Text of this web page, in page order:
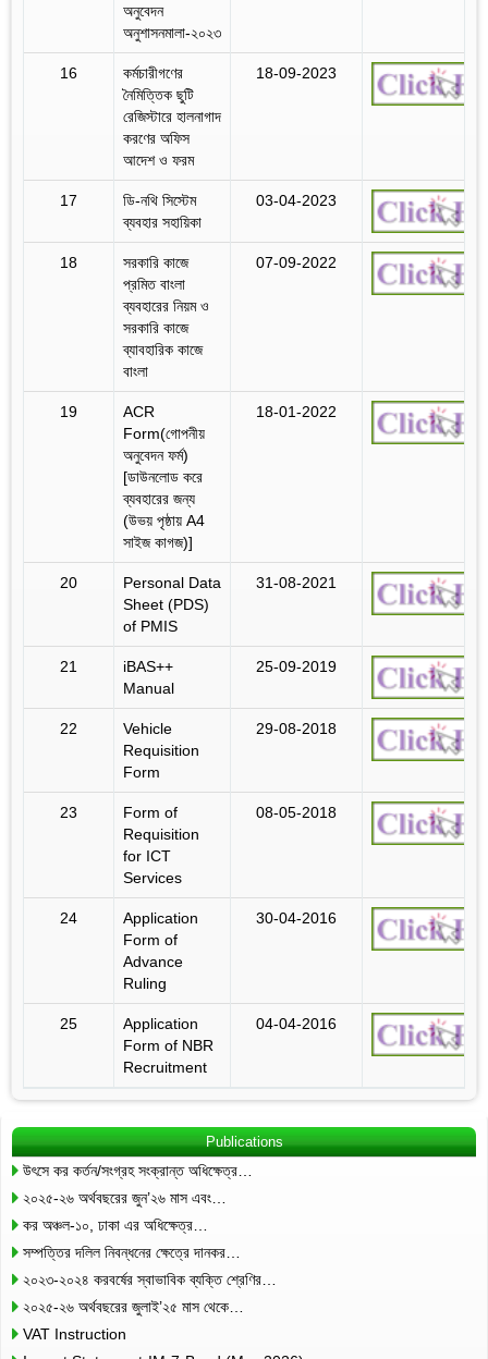
অনুবেদন
অনুশাসনমালা-২০২৩
16
কর্মচারীগণের
নৈমিত্তিক ছুটি
রেজিস্টারে হালনাগাদ
করণের অফিস
আদেশ ও ফরম
18-09-2023
17
ডি-নথি সিস্টেম
ব্যবহার সহায়িকা
03-04-2023
18
সরকারি কাজে
প্রমিত বাংলা
ব্যবহারের নিয়ম ও
সরকারি কাজে
ব্যাবহারিক কাজে
বাংলা
07-09-2022
19
ACR
Form(গোপনীয়
অনুবেদন ফর্ম)
[ডাউনলোড করে
ব্যবহারের জন্য
(উভয় পৃষ্ঠায় A4
সাইজ কাগজ)]
18-01-2022
20
Personal Data
Sheet (PDS)
of PMIS
31-08-2021
21
iBAS++
Manual
25-09-2019
22
Vehicle
Requisition
Form
29-08-2018
23
Form of
Requisition
for ICT
Services
08-05-2018
24
Application
Form of
Advance
Ruling
30-04-2016
25
Application
Form of NBR
Recruitment
04-04-2016
Publications
উৎসে কর কর্তন/সংগ্রহ সংক্রান্ত অধিক্ষেত্র…
২০২৫-২৬ অর্থবছরের জুন’২৬ মাস এবং…
কর অঞ্চল-১০, ঢাকা এর অধিক্ষেত্র…
সম্পত্তির দলিল নিবন্ধনের ক্ষেত্রে দানকর…
২০২৩-২০২৪ করবর্ষের স্বাভাবিক ব্যক্তি শ্রেণির…
২০২৫-২৬ অর্থবছরের জুলাই’২৫ মাস থেকে…
VAT Instruction